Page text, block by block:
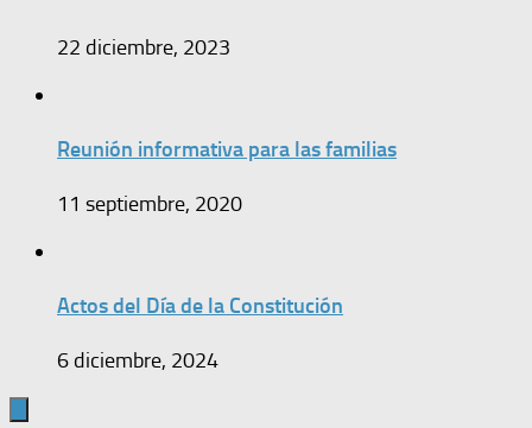
22 diciembre, 2023
Reunión informativa para las familias
11 septiembre, 2020
Actos del Día de la Constitución
6 diciembre, 2024